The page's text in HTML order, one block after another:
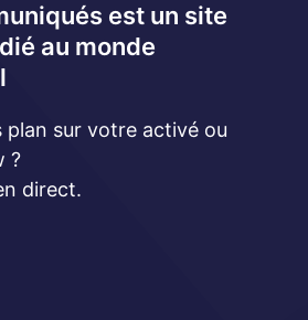
est un site
au monde
plan sur votre activé ou
?
direct.